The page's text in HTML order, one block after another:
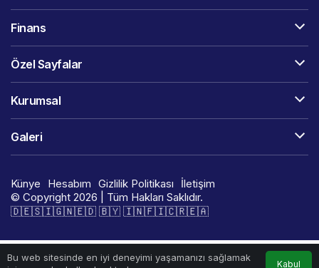
Bu web sitesinde en iyi deneyimi yaşamanızı sağlamak
Kabul
Finans
Özel Sayfalar
Kurumsal
Galeri
Künye Hesabım Gizlilik Politikası
İletişim
© Copyright 2026 | Tüm Hakları Saklıdır.
🇩​​​​​🇪​​​​​🇸​​​​​🇮​​​​​🇬​​​​​🇳​​​​​🇪​​​​​🇩​​​​​ 🇧​​​​​🇾​​​​​ 🇮​​​​​🇳​​​​​🇫​​​​​🇮​​​​​🇨​​​​​🇷​​​​​🇪​​​​​🇦​​​​​​​​​​